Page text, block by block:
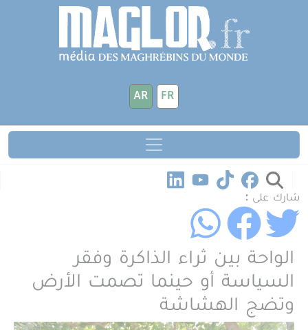
تجاوز إلى المحتوى الرئيسي
FR
AR
شارك على :
الواحة بين ثراء الذاكرة وفقر
السياسة أو حينما تصمت الأرض
وتضج الهشاشة
لوحة إدارة ملفات تعريف الارتباط